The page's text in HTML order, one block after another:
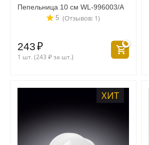
Пепельница 10 см WL‑996003/A
(Отзывов: 1)
5
243₽
1 шт. (243 ₽за шт.)
ХИТ